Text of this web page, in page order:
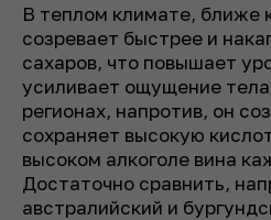
В теплом климате, ближе
созревает быстрее и
сахаров, что повышает
усиливает ощущение
регионах, напротив, он
сохраняет высокую
высоком алкоголе вина
Достаточно сравнить,
австралийский и